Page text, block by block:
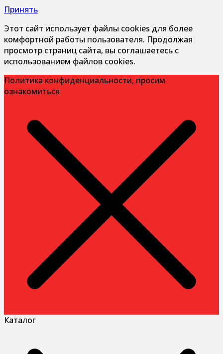
Принять
Этот сайт использует файлы cookies для более
комфортной работы пользователя. Продолжая
просмотр страниц сайта, вы соглашаетесь с
использованием файлов cookies.
Политика конфиденциальности, просим
ознакомиться
Каталог